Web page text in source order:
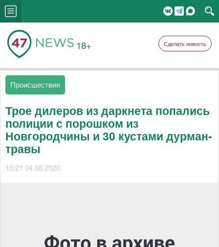
18+ Сделать новость
Происшествия
Трое дилеров из даркнета попались
полиции с порошком из
Новгородчины и 30 кустами дурман-
травы
15:21 04.06.2020